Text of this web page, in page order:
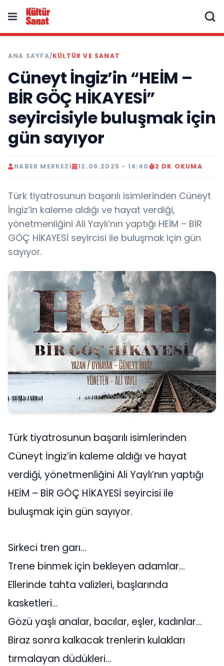
ANA SAYFA/KÜLTÜR VE SANAT
Cüneyt İngiz’in “HEİM –
BİR GÖÇ HİKAYESİ”
seyircisiyle buluşmak için
gün sayıyor
HABER MERKEZI 12.09.2025 - 14:40 2 DK OKUMA
Türk tiyatrosunun başarılı isimlerinden Cüneyt
İngiz’in kaleme aldığı ve hayat verdiği,
yönetmenliğini Ali Yaylı’nın yaptığı HEİM – BİR
GÖÇ HİKAYESİ seyircisi ile buluşmak için gün
sayıyor.
Türk tiyatrosunun başarılı isimlerinden
Cüneyt İngiz’in kaleme aldığı ve hayat
verdiği, yönetmenliğini Ali Yaylı’nın yaptığı
HEİM – BİR GÖÇ HİKAYESİ seyircisi ile
buluşmak için gün sayıyor.
Sirkeci tren garı…
Trene binmek için bekleyen adamlar…
Ellerinde tahta valizleri, başlarında
kasketleri…
Gözü yaşlı analar, bacılar, eşler, kadınlar…
Biraz sonra kalkacak trenlerin kulakları
tırmalayan düdükleri…